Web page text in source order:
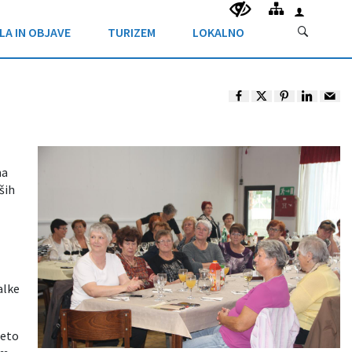
IN OBJAVE TURIZEM LOKALNO